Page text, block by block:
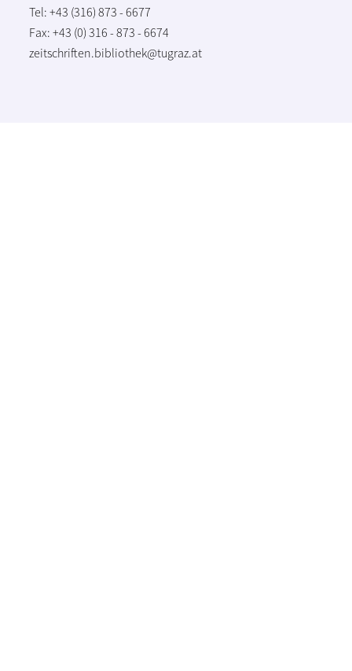
Tel: +43 (316) 873 - 6677
Fax: +43 (0) 316 - 873 - 6674
zeitschriften.bibliothek@tugraz.at